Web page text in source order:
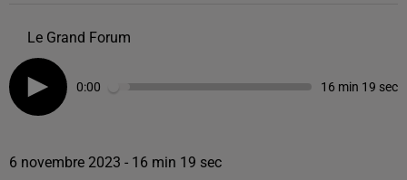
Le Grand Forum
0:00 16 min 19 sec
6 novembre 2023 - 16 min 19 sec